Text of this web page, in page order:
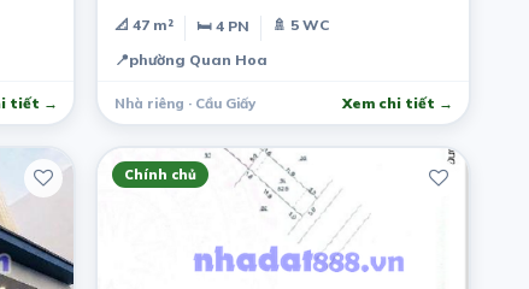
tiết →
📐 47 m² 🛏 4 PN
🚿 5 WC
📍phường Quan Hoa
Nhà riêng · Cầu Giấy Xem chi tiết →
Chính chủ